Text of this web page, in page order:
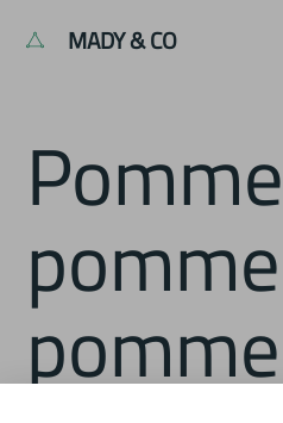
MADY & CO
Pomme
pomme
pomme